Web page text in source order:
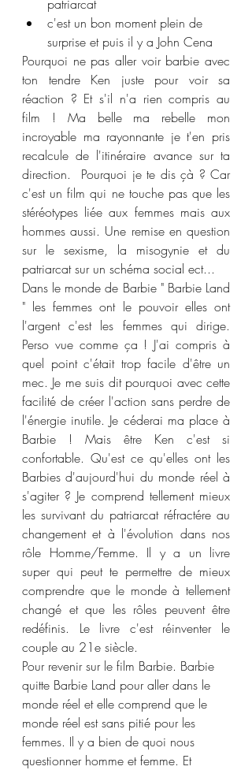
patriarcat
c'est un bon moment plein de
surprise et puis il y a John Cena
Pourquoi ne pas aller voir barbie avec
ton tendre Ken juste pour voir sa
réaction ? Et s'il n'a rien compris au
film ! Ma belle ma rebelle mon
incroyable ma rayonnante je t'en pris
recalcule de l'itinéraire avance sur ta
direction.  Pourquoi je te dis çà ? Car
c'est un film qui ne touche pas que les
stéréotypes liée aux femmes mais aux
hommes aussi. Une remise en question
sur le sexisme, la misogynie et du
patriarcat sur un schéma social ect...
Dans le monde de Barbie " Barbie Land
" les femmes ont le pouvoir elles ont
l'argent c'est les femmes qui dirige.
Perso vue comme ça ! J'ai compris à
quel point c'était trop facile d'être un
mec. Je me suis dit pourquoi avec cette
facilité de créer l'action sans perdre de
l'énergie inutile. Je céderai ma place à
Barbie ! Mais être Ken c'est si
confortable. Qu'est ce qu'elles ont les
Barbies d'aujourd'hui du monde réel à
s'agiter ? Je comprend tellement mieux
les survivant du patriarcat réfractére au
changement et à l'évolution dans nos
rôle Homme/Femme. Il y a un livre
super qui peut te permettre de mieux
comprendre que le monde à tellement
changé et que les rôles peuvent être
redéfinis. Le livre c'est réinventer le
couple au 21e siècle.
Pour revenir sur le film Barbie. Barbie
quitte Barbie Land pour aller dans le
monde réel et elle comprend que le
monde réel est sans pitié pour les
femmes. Il y a bien de quoi nous
questionner homme et femme. Et